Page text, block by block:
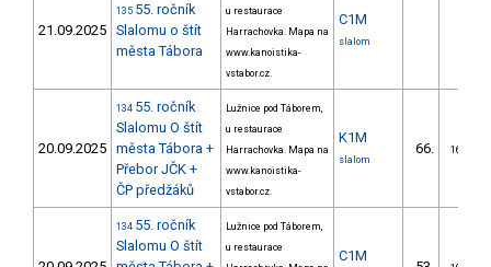
21.09.2025
135 55. ročník
Slalomu o štít
města Tábora
u restaurace
Harrachovka. Mapa na
www.kanoistika-
vstabor.cz.
C1M
slalom
20.09.2025
134 55. ročník
Slalomu O štít
města Tábora +
Přebor JČK +
ČP předžáků
Lužnice pod Táborem,
u restaurace
Harrachovka. Mapa na
www.kanoistika-
vstabor.cz.
K1M
slalom
66. 16/ZM
134 55. ročník
Slalomu O štít
Lužnice pod Táborem,
u restaurace
C1M